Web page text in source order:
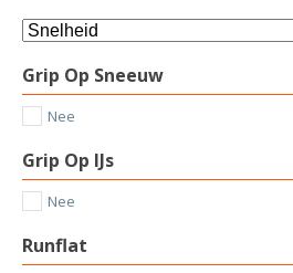
Grip Op Sneeuw
Nee
Grip Op IJs
Nee
Runflat